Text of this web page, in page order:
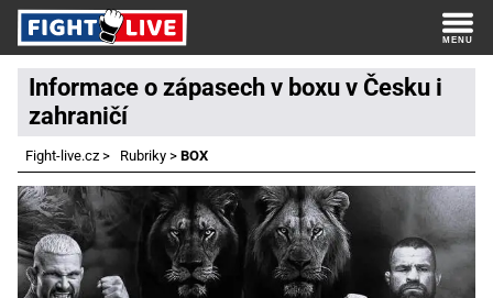
Informace o zápasech v boxu v Česku i
zahraničí
Fight-live.cz > Rubriky > BOX